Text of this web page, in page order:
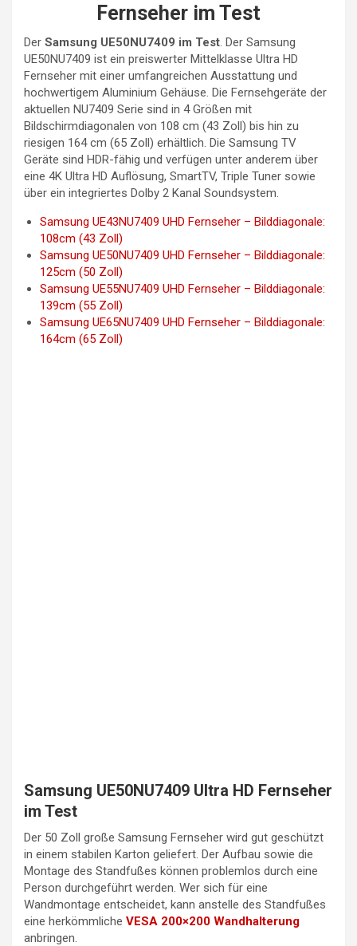
Fernseher im Test
Der Samsung UE50NU7409 im Test. Der Samsung
UE50NU7409 ist ein preiswerter Mittelklasse Ultra HD
Fernseher mit einer umfangreichen Ausstattung und
hochwertigem Aluminium Gehäuse. Die Fernsehgeräte der
aktuellen NU7409 Serie sind in 4 Größen mit
Bildschirmdiagonalen von 108 cm (43 Zoll) bis hin zu
riesigen 164 cm (65 Zoll) erhältlich. Die Samsung TV
Geräte sind HDR-fähig und verfügen unter anderem über
eine 4K Ultra HD Auflösung, SmartTV, Triple Tuner sowie
über ein integriertes Dolby 2 Kanal Soundsystem.
Samsung UE43NU7409 UHD Fernseher – Bilddiagonale:
108cm (43 Zoll)
Samsung UE50NU7409 UHD Fernseher – Bilddiagonale:
125cm (50 Zoll)
Samsung UE55NU7409 UHD Fernseher – Bilddiagonale:
139cm (55 Zoll)
Samsung UE65NU7409 UHD Fernseher – Bilddiagonale:
164cm (65 Zoll)
Samsung UE50NU7409 Ultra HD Fernseher
im Test
Der 50 Zoll große Samsung Fernseher wird gut geschützt
in einem stabilen Karton geliefert. Der Aufbau sowie die
Montage des Standfußes können problemlos durch eine
Person durchgeführt werden. Wer sich für eine
Wandmontage entscheidet, kann anstelle des Standfußes
eine herkömmliche VESA 200×200 Wandhalterung
anbringen.